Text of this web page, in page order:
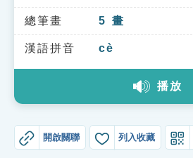
單字索引
生命大百科索引
教學應用
總筆畫 5 畫
漢語拼音 cè
播放
開啟關聯 列入收藏